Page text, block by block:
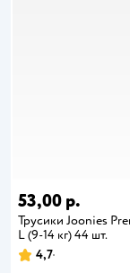
53,00 р.
Трусики Joonies
L (9-14 кг) 44 шт.
4,7